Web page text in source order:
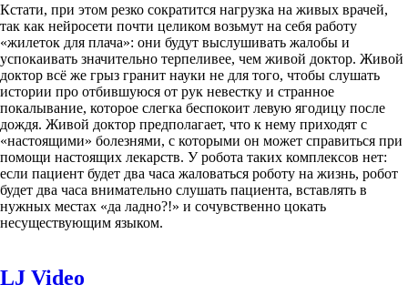
Кстати, при этом резко сократится нагрузка на живых врачей,
так как нейросети почти целиком возьмут на себя работу
«жилеток для плача»: они будут выслушивать жалобы и
успокаивать значительно терпеливее, чем живой доктор. Живой
доктор всё же грыз гранит науки не для того, чтобы слушать
истории про отбившуюся от рук невестку и странное
покалывание, которое слегка беспокоит левую ягодицу после
дождя. Живой доктор предполагает, что к нему приходят с
«настоящими» болезнями, с которыми он может справиться при
помощи настоящих лекарств. У робота таких комплексов нет:
если пациент будет два часа жаловаться роботу на жизнь, робот
будет два часа внимательно слушать пациента, вставлять в
нужных местах «да ладно?!» и сочувственно цокать
несуществующим языком.
LJ Video